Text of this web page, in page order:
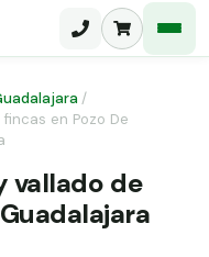
/
en Pozo De
vallado de